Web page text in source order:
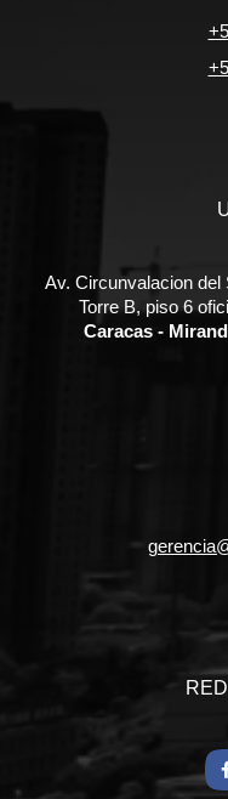
Av. Circunvalacion del
Torre B, piso 6
Caracas -